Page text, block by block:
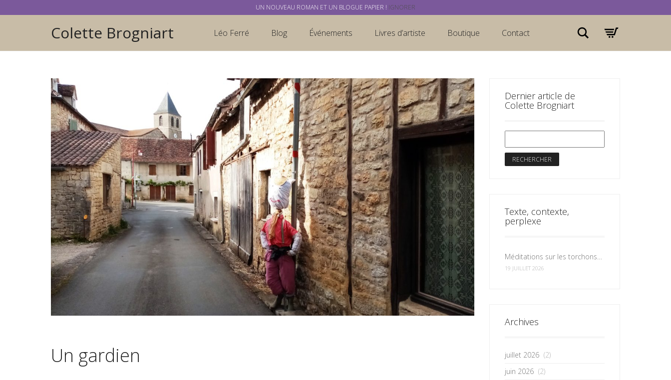
Colette Brogniart Léo Ferré Blog Événements Livres d’artiste Boutique Contact Rechercher
Un gardien
Dernier article de
Colette Brogniart
Texte, contexte,
perplexe
Méditations sur les torchons et les serviettes
19 JUILLET 2026
Archives
juillet 2026 (2)
juin 2026 (2)
UN NOUVEAU ROMAN ET UN BLOGUE PAPIER ! IGNORER